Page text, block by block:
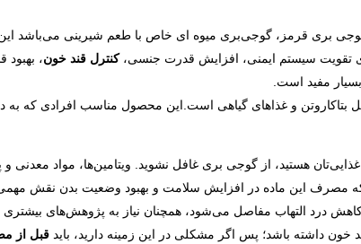
بری قرمز، گوجی‌بری میوه ای خاص با طعم شیرینی می‌باشد این
تقویت سیستم ایمنی، افزایش قدرت جنسی،کنترل قند خون،
مفید است.
بتاکاروتن و غذاهای گیاهی است.این محصول مناسب افرادی که
هستید، از گوجی‌ بری غافل نشوید. ویتامین‌ها، مواد معدنی
مصرف این ماده در افزایش سلامت و بهبود وضعیت بدن نقش
درد التهاب مفاصل می‌شود، همچنان نیاز به پژوهش‌های بیشتری
داشته باشد؛ پس اگر مشکلی در این زمینه دارید، باید قبل از